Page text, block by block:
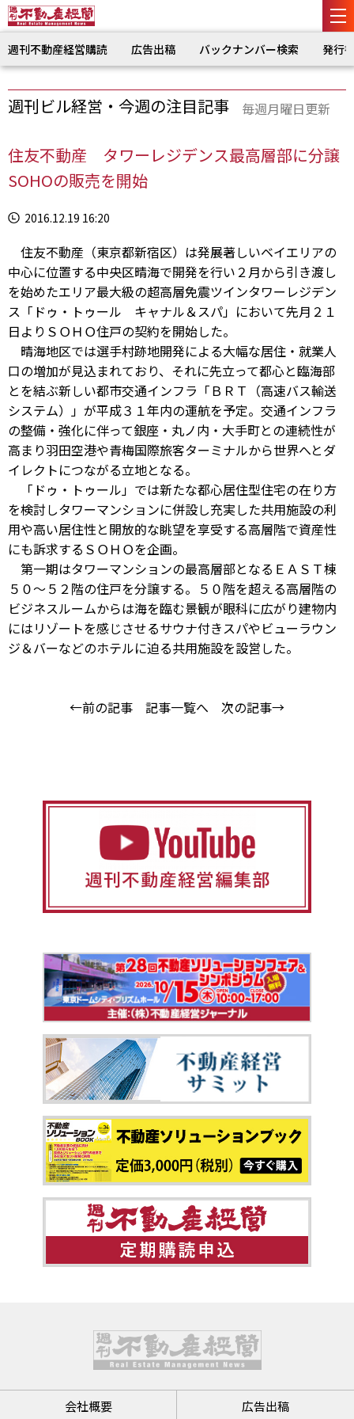
週刊不動産経営購読 広告出稿 バックナンバー検索 発行
週刊ビル経営・今週の注目記事 毎週月曜日更新
住友不動産 タワーレジデンス最高層部に分譲
SOHOの販売を開始
2016.12.19 16:20
住友不動産（東京都新宿区）は発展著しいベイエリアの
中心に位置する中央区晴海で開発を行い２月から引き渡し
を始めたエリア最大級の超高層免震ツインタワーレジデン
ス「ドゥ・トゥール キャナル＆スパ」において先月２１
日よりＳＯＨＯ住戸の契約を開始した。
晴海地区では選手村跡地開発による大幅な居住・就業人
口の増加が見込まれており、それに先立って都心と臨海部
とを結ぶ新しい都市交通インフラ「ＢＲＴ（高速バス輸送
システム）」が平成３１年内の運航を予定。交通インフラ
の整備・強化に伴って銀座・丸ノ内・大手町との連続性が
高まり羽田空港や青梅国際旅客ターミナルから世界へとダ
イレクトにつながる立地となる。
「ドゥ・トゥール」では新たな都心居住型住宅の在り方
を検討しタワーマンションに併設し充実した共用施設の利
用や高い居住性と開放的な眺望を享受する高層階で資産性
にも訴求するＳＯＨＯを企画。
第一期はタワーマンションの最高層部となるＥＡＳＴ棟
５０～５２階の住戸を分譲する。５０階を超える高層階の
ビジネスルームからは海を臨む景観が眼科に広がり建物内
にはリゾートを感じさせるサウナ付きスパやビューラウン
ジ＆バーなどのホテルに迫る共用施設を設営した。
←前の記事 記事一覧へ 次の記事→
会社概要 広告出稿